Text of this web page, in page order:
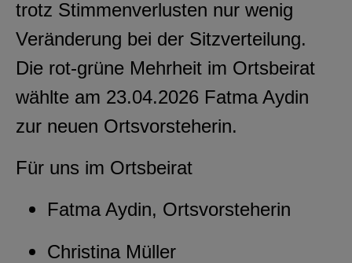
trotz Stimmenverlusten nur wenig
Veränderung bei der Sitzverteilung.
Die rot-grüne Mehrheit im Ortsbeirat
wählte am 23.04.2026 Fatma Aydin
zur neuen Ortsvorsteherin.
Für uns im Ortsbeirat
Fatma Aydin, Ortsvorsteherin
Christina Müller